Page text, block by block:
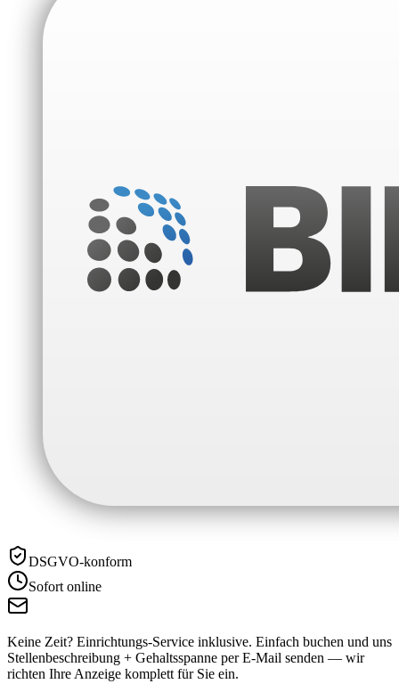
DSGVO-konform
Sofort online
Keine Zeit? Einrichtungs-Service inklusive. Einfach buchen und uns
Stellenbeschreibung + Gehaltsspanne per E-Mail senden — wir
richten Ihre Anzeige komplett für Sie ein.